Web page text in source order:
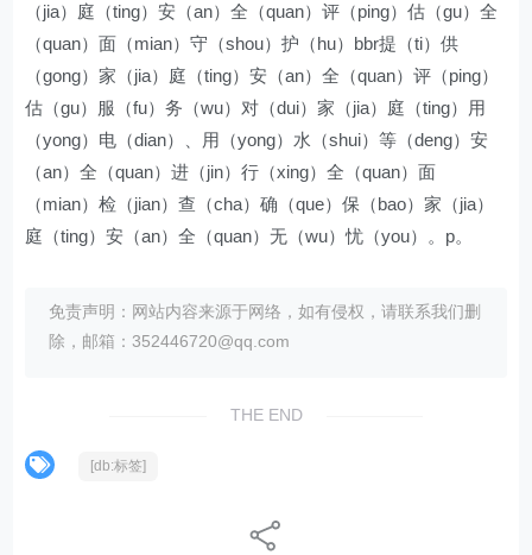
（jia）庭（ting）安（an）全（quan）评（ping）估（gu）全
（quan）面（mian）守（shou）护（hu）bbr提（ti）供
（gong）家（jia）庭（ting）安（an）全（quan）评（ping）
估（gu）服（fu）务（wu）对（dui）家（jia）庭（ting）用
（yong）电（dian）、用（yong）水（shui）等（deng）安
（an）全（quan）进（jin）行（xing）全（quan）面
（mian）检（jian）查（cha）确（que）保（bao）家（jia）
庭（ting）安（an）全（quan）无（wu）忧（you）。p。
免责声明：网站内容来源于网络，如有侵权，请联系我们删
除，邮箱：352446720@qq.com
THE END
[db:标签]